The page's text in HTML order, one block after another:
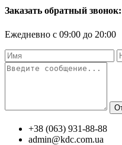
Заказать обратный звонок:
Ежедневно с 09:00 до 20:00
+38 (063) 931-88-88
admin@kdc.com.ua